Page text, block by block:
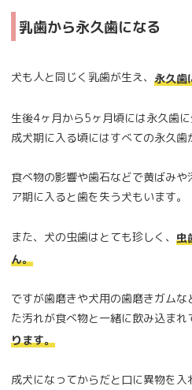
乳歯から永久歯になる
犬も人と同じく乳歯が生え、 永久歯
生後4ヶ月から5ヶ月頃には永久歯
成犬期に入る頃にはすべての永久歯
食べ物の影響や歯石などで黄ばみ
ア期に入ると歯を失う犬もいます。
また、犬の虫歯はとても珍しく、 虫
ん。
ですが歯磨きや犬用の歯磨きガム
た汚れが食べ物と一緒に飲み込まれ
ります。
成犬になってからだと口に異物を